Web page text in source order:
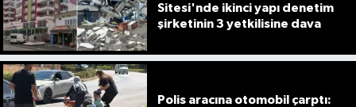
Sitesi'nde ikinci yapı denetim
şirketinin 3 yetkilisine dava
Polis aracına otomobil çarptı: